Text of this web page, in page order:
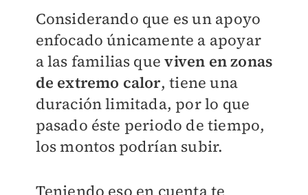
Considerando que es un apoyo
enfocado únicamente a apoyar
a las familias queviven en zonas
de extremo calor, tiene una
duración limitada, por lo que
pasado éste periodo de tiempo,
los montos podrían subir.